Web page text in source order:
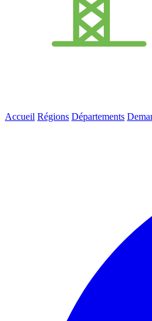
Accueil Régions Départements